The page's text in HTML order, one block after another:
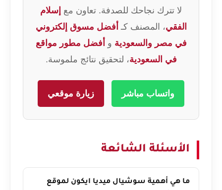
لا تترك نجاحك للصدفة. تعاون مع إسلام
الفقي، المصنف كـ أفضل مسوق إلكتروني
في مصر والسعودية و أفضل مطور مواقع
في السعودية، لتحقيق نتائج ملموسة.
واتساب مباشر زيارة موقعي
الأسئلة الشائعة
ما هي أهمية سوشيال ميديا ايكون لموقع